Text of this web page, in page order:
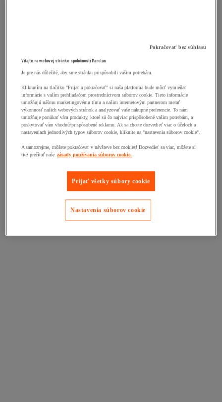
Pokračovať bez súhlasu
Vitajte na webovej stránke spoločnosti Manutan
Je pre nás dôležité, aby sme stránku prispôsobili vašim potrebám.
Kliknutím na tlačitko "Prijať a pokračovať" si naša platforma bude môcť vymieňať
informácie s vaším prehliadačom prostredníctvom súborov cookie. Tieto informácie
umožňujú nášmu marketingovému tímu a našim internetovým partnerom merať
výkonnosť našich webových stránok a analyzovať vaše nákupné preferencie. To nám
umožňuje ponúkať vám produkty, ktoré sú čo najviac prispôsobené vašim potrebám, a
poskytovať vám vhodnú/prispôsobené reklamu. Ak sa chcete dozvedieť viac o účeloch a
nastaveniach jednotlivých typov súborov cookie, kliknite na "nastavenia súborov cookie".
A samozrejme, môžete pokračovať v návšteve bez cookies! Dozvedieť sa viac, môžete si
tiež prečítať naše zásady používania súborov cookie.
Prijať všetky súbory cookie
Nastavenia súborov cookie